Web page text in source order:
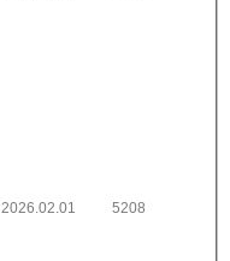
2026.02.01 5208